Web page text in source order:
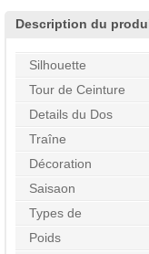
Description du
Silhouette
Tour de Ceinture
Details du Dos
Traîne
Décoration
Saisaon
Types de
Morphologie
Poids